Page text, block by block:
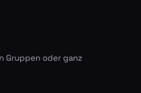
Gruppen oder ganz